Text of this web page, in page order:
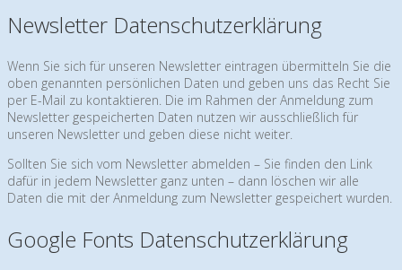
Newsletter Datenschutzerklärung
Wenn Sie sich für unseren Newsletter eintragen übermitteln Sie die
oben genannten persönlichen Daten und geben uns das Recht Sie
per E-Mail zu kontaktieren. Die im Rahmen der Anmeldung zum
Newsletter gespeicherten Daten nutzen wir ausschließlich für
unseren Newsletter und geben diese nicht weiter.
Sollten Sie sich vom Newsletter abmelden – Sie finden den Link
dafür in jedem Newsletter ganz unten – dann löschen wir alle
Daten die mit der Anmeldung zum Newsletter gespeichert wurden.
Google Fonts Datenschutzerklärung